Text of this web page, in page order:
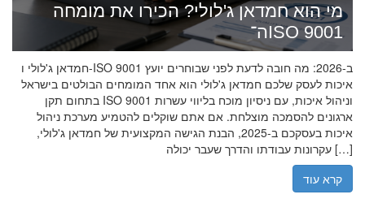
מי הוא חמדאן ג'לולי? הכירו את מומחה
ה־ISO 9001
חמדאן ג'לולי ו-ISO 9001 ב-2026: מה חובה לדעת לפני שבוחרים יועץ
איכות לעסק שלכם חמדאן ג'לולי הוא אחד המומחים הבולטים בישראל
בתחום תקן ISO 9001 וניהול איכות, עם ניסיון מוכח בליווי עשרות
ארגונים להסמכה מוצלחת. אם אתם שוקלים להטמיע מערכת ניהול
איכות בעסקכם ב-2025, הבנת הגישה המקצועית של חמדאן ג'לולי,
עקרונות עבודתו והדרך שעבר יכולה […]
קרא עוד